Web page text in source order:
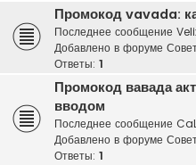
Промокод vavada:
Последнее сообщение
Добавлено в форуме
Ответы: 1
Промокод вавада
вводом
Последнее сообщение
Добавлено в форуме
Ответы: 1